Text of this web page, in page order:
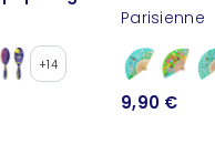
+14
Parisienne
9,90 €